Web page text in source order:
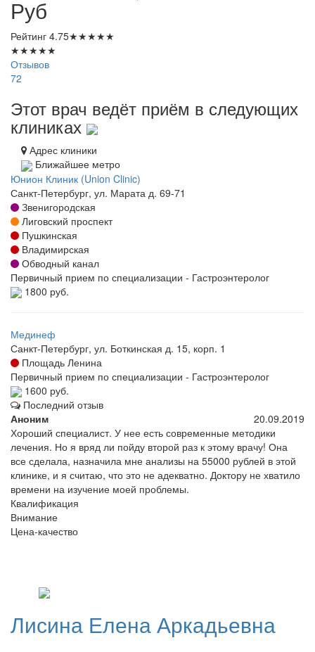
Руб
Рейтинг 4.75★★★★★
★★★★★
Отзывов
72
Этот врач ведёт приём в следующих
клиниках
Адрес клиники
Ближайшее метро
Юнион Клиник (Union Clinic)
Санкт-Петербург, ул. Марата д. 69-71
Звенигородская
Лиговский проспект
Пушкинская
Владимирская
Обводный канал
Первичный прием по специализации - Гастроэнтеролог
1800 руб.
Мединеф
Санкт-Петербург, ул. Боткинская д. 15, корп. 1
Площадь Ленина
Первичный прием по специализации - Гастроэнтеролог
1600 руб.
Последний отзыв
Аноним
20.09.2019
Хороший специалист. У нее есть современные методики
лечения. Но я вряд ли пойду второй раз к этому врачу! Она
все сделала, назначила мне анализы на 55000 рублей в этой
клинике, и я считаю, что это не адекватно. Доктору не хватило
времени на изучение моей проблемы.
Квалификация
Внимание
Цена-качество
Лисина Елена Аркадьевна